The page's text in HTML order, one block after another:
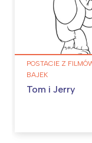
POSTACIE Z
BAJEK
Tom i Jerry